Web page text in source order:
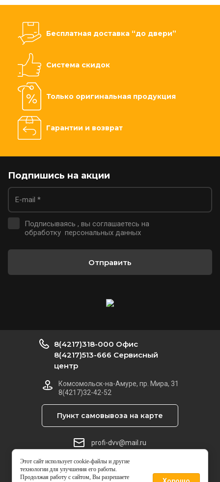
Бесплатная доставка “до двери”
Система скидок
Только оригинальная продукция
Гарантии и возврат
Подпишись на акции
Подписываясь , вы соглашаетесь на
обработку персональных данных
Отправить
© 2014 - 2026 Техноцентр ПРОФИ
8(4217)318-000 Офис
8(4217)513-666 Сервисный
центр
Комсомольск-на-Амуре, пр. Мира, 31
8(4217)32-42-52
Пункт самовывоза на карте
profi-dvv@mail.ru
Этот сайт использует cookie-файлы и другие
технологии для улучшения его работы.
Продолжая работу с сайтом, Вы разрешаете